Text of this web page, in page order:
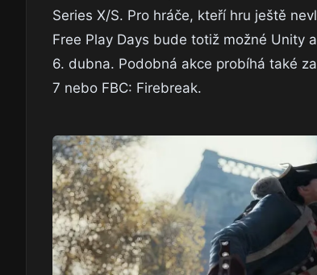
Series X/S. Pro hráče, kteří hru ještě
Free Play Days bude totiž možné Unity
6. dubna. Podobná akce probíhá také
7 nebo FBC: Firebreak.